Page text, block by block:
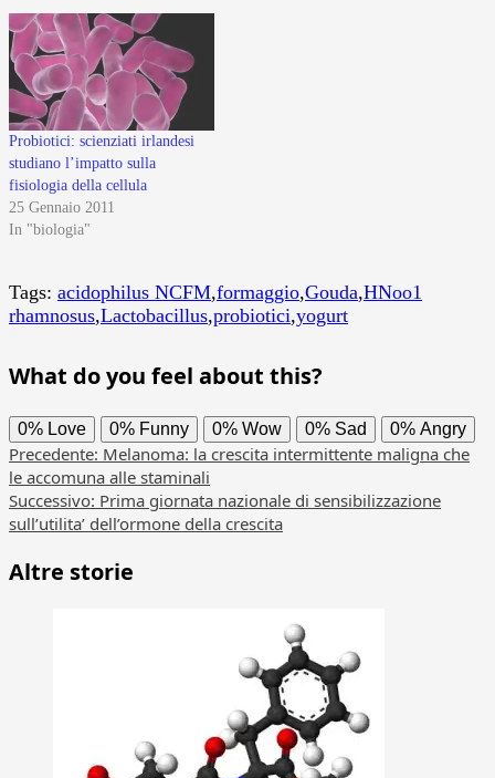
Probiotici: scienziati irlandesi
studiano l’impatto sulla
fisiologia della cellula
25 Gennaio 2011
In "biologia"
Tags: acidophilus NCFM,formaggio,Gouda,HNoo1
rhamnosus,Lactobacillus,probiotici,yogurt
What do you feel about this?
0% Love 0% Funny 0% Wow 0% Sad 0% Angry
Navigazione
articolo
Precedente: Melanoma: la crescita intermittente maligna che
le accomuna alle staminali
Successivo: Prima giornata nazionale di sensibilizzazione
sull’utilita’ dell’ormone della crescita
Altre storie